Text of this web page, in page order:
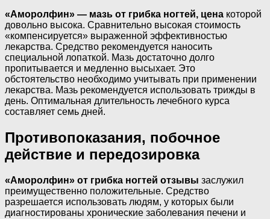
«Аморолфин» — мазь от грибка ногтей, цена которой
довольно высока. Сравнительно высокая стоимость
«компенсируется» выраженной эффективностью
лекарства. Средство рекомендуется наносить
специальной лопаткой. Мазь достаточно долго
пропитывается и медленно высыхает. Это
обстоятельство необходимо учитывать при применении
лекарства. Мазь рекомендуется использовать трижды в
день. Оптимальная длительность лечебного курса
составляет семь дней.
Противопоказания, побочное
действие и передозировка
«Аморолфин» от грибка ногтей отзывы заслужил
преимущественно положительные. Средство
разрешается использовать людям, у которых были
диагностированы хронические заболевания печени и